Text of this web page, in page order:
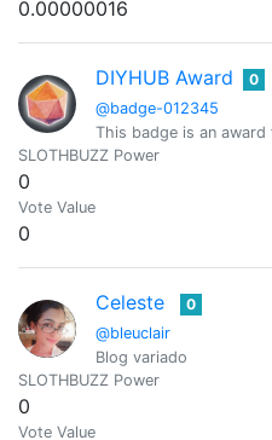
0.00000016
DIYHUB Award
@badge-012345
0
This badge is an
SLOTHBUZZ Power
0
Vote Value
0
Celeste
@bleuclair
0
Blog variado
SLOTHBUZZ Power
0
Vote Value